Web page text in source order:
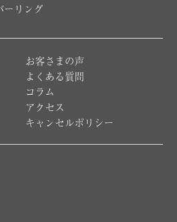
ーリング
お客さまの声
よくある質問
コラム
アクセス
キャンセルポリシー